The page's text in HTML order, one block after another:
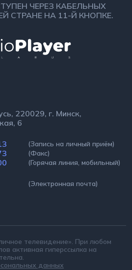
ЧЕРЕЗ КАБЕЛЬНЫХ
СТРАНЕ НА 11-Й КНОПКЕ.
220029, г. Минск,
6
(Запись на личный приём)
(Факс)
(Горячая линия, мобильный)
(Электронная почта)
телевидение». При любом
активная гиперссылка на
данных